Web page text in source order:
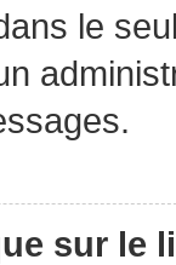
le
sur le